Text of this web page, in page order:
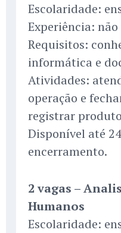
Escolaridade:
Experiência: não
Requisitos:
informática e
Atividades:
operação e
registrar
Disponível até
encerramento.
2 vagas –
Humanos
Escolaridade: